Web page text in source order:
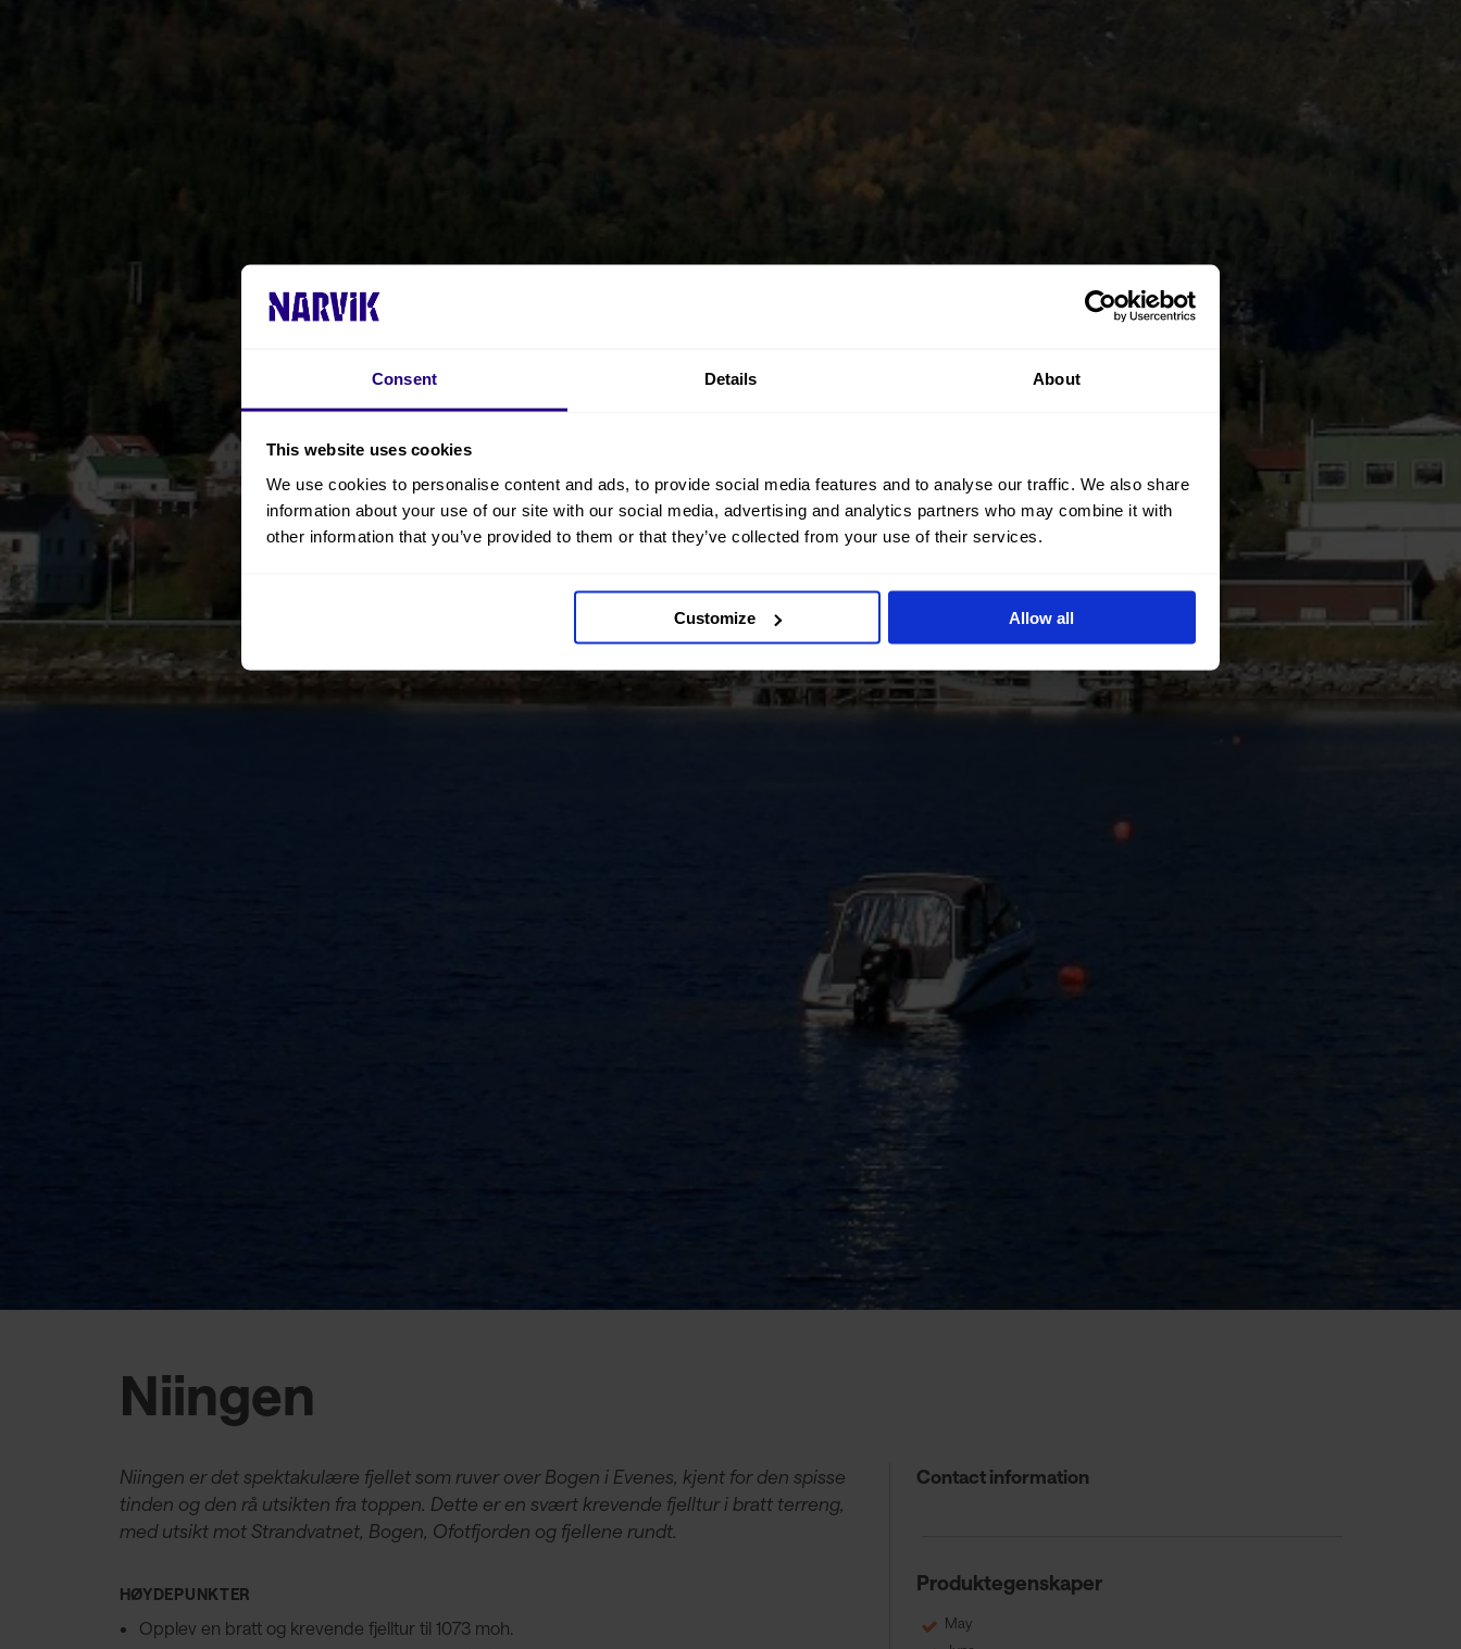
Consent Details About
This website uses cookies
We use cookies to personalise content and ads, to provide social media features and to analyse our traffic. We also share
information about your use of our site with our social media, advertising and analytics partners who may combine it with
other information that you’ve provided to them or that they’ve collected from your use of their services.
Customize Allow all
Niingen
Niingen er det spektakulære fjellet som ruver over Bogen i Evenes, kjent for den spisse
tinden og den rå utsikten fra toppen. Dette er en svært krevende fjelltur i bratt terreng,
med utsikt mot Strandvatnet, Bogen, Ofotfjorden og fjellene rundt.
HØYDEPUNKTER
Opplev en bratt og krevende fjelltur til 1073 moh.
Contact information
Produktegenskaper
May